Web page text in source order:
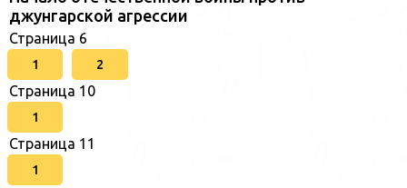
джунгарской агрессии
Страница 6
1 2
Страница 10
1
Страница 11
1